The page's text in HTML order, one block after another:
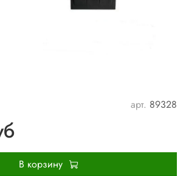
арт. 89328
В корзину